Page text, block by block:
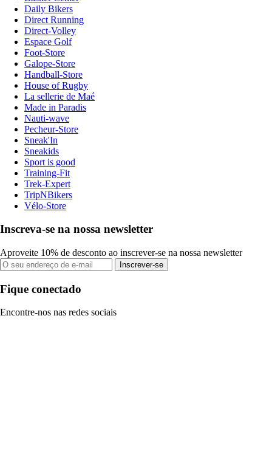
Daily Bikers
Direct Running
Direct-Volley
Espace Golf
Foot-Store
Galope-Store
Handball-Store
House of Rugby
La sellerie de Maé
Made in Paradis
Nauti-wave
Pecheur-Store
Sneak'In
Sneakids
Sport is good
Training-Fit
Trek-Expert
TripNBikers
Vélo-Store
Inscreva-se na nossa newsletter
Aproveite 10% de desconto ao inscrever-se na nossa newsletter
Inscrever-se
Fique conectado
Encontre-nos nas redes sociais